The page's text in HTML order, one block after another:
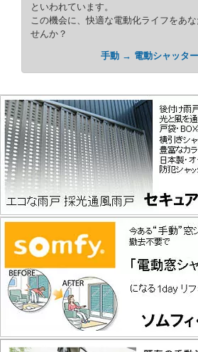
といわれています。
この機会に、快適な電動化ライフをあ
せんか？
手動 → 電動シャッタ